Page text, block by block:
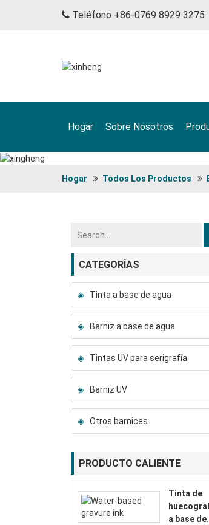
Teléfono +86-0769 8929 3275
Hogar Sobre Nosotros
Hogar Todos Los Productos
CATEGORÍAS
Tinta a base de agua
Barniz a base de agua
Tintas UV para serigrafía
Barniz UV
Otros barnices
PRODUCTO CALIENTE
Tinta de
a base de